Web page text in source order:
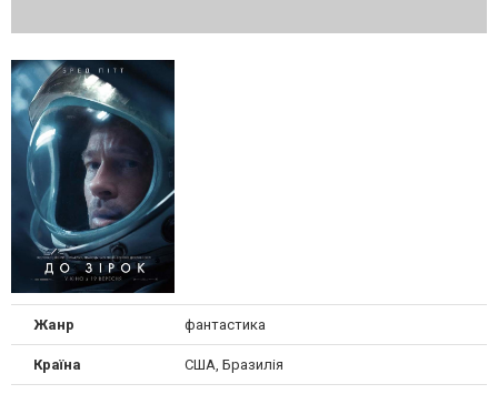
Жанр фантастика
Країна США, Бразилія